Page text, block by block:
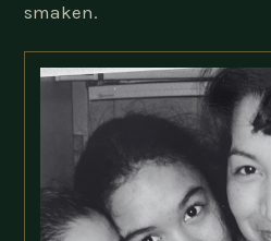
smaken.